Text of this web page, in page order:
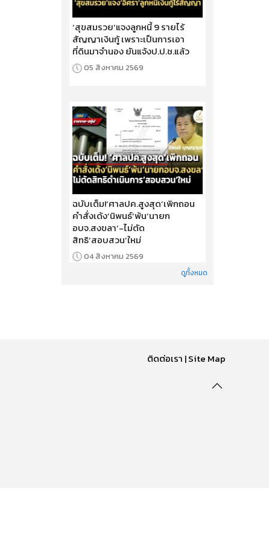
‘สุขสมรวย’แจงลูกหนี้ 9 รายไร้
สัญญาเงินกู้ เพราะเป็นการเอา
ที่ดินมาจำนอง ยันแจ้งป.ป.ช.แล้ว
05 สิงหาคม 2569
ฉบับเต็ม!‘ศาลปค.สูงสุด’เพิกถอน
คำสั่งเด้ง‘นิพนธ์’พ้น‘นายก
อบจ.สงขลา’-ไม่ตัด
สิทธิ‘สอบสวน’ใหม่
04 สิงหาคม 2569
ดูทั้งหมด
ติดต่อเรา |Site Map